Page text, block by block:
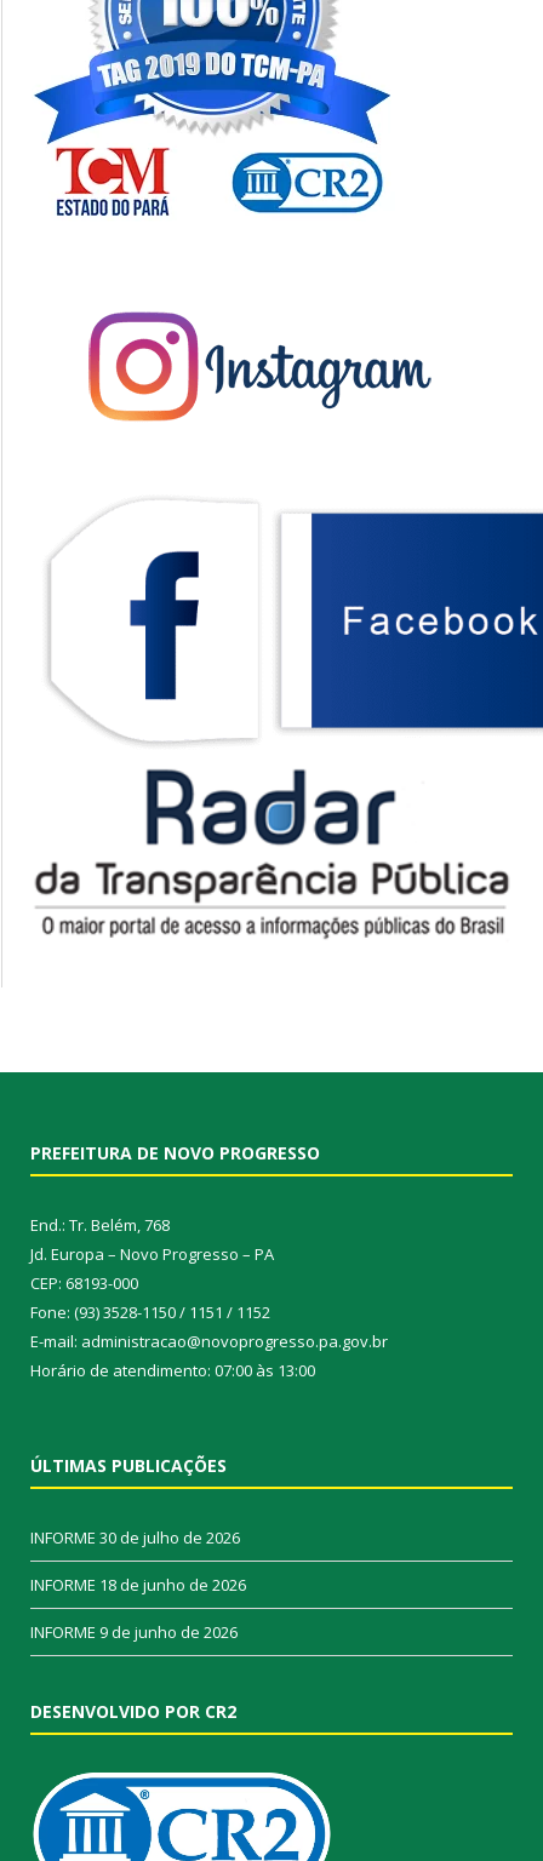
PREFEITURA DE NOVO PROGRESSO
End.: Tr. Belém, 768
Jd. Europa – Novo Progresso – PA
CEP: 68193-000
Fone: (93) 3528-1150 / 1151 / 1152
E-mail: administracao@novoprogresso.pa.gov.br
Horário de atendimento: 07:00 às 13:00
ÚLTIMAS PUBLICAÇÕES
INFORME 30 de julho de 2026
INFORME 18 de junho de 2026
INFORME 9 de junho de 2026
DESENVOLVIDO POR CR2